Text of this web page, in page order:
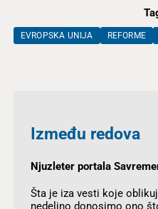
EVROPSKA UNIJA REFORME
Između redova
Njuzleter portala
Šta je iza vesti koje
nedeljno donosimo ono